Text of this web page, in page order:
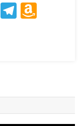
Telegram